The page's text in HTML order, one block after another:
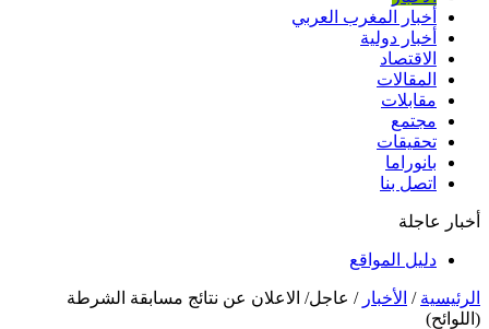
أخبار المغرب العربي
أخبار دولية
الاقتصاد
المقالات
مقابلات
مجتمع
تحقيقات
بانوراما
اتصل بنا
أخبار عاجلة
دليل المواقع
الرئيسية / الأخبار / عاجل/ الاعلان عن نتائج مسابقة الشرطة
(اللوائح)